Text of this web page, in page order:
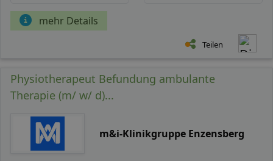
mehr Details
Teilen
Physiotherapeut Befundung ambulante
Therapie (m/ w/ d)...
m&i-Klinikgruppe Enzensberg